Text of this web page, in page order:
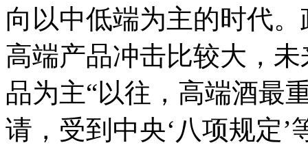
向以中低端为主的时代
高端产品冲击比较大，
品为主“以往，高端酒最
请，受到中央‘八项规定